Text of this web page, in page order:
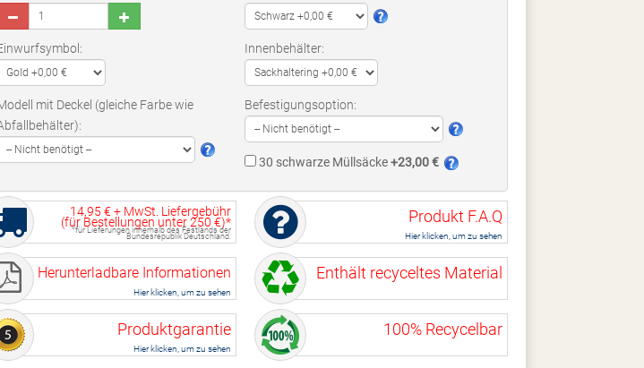
Innenbehälter:
mit Deckel (gleiche Farbe wie
Befestigungsoption:
30 schwarze Müllsäcke+23,00 €
14,95 € + MwSt. Liefergebühr
(für Bestellungen unter250 €)*
*für Lieferungen innerhalb des Festlands der
Bundesrepublik Deutschland.
Produkt F.A.Q
Hier klicken, um zu sehen
Herunterladbare Informationen
Hier klicken, um zu sehen
Enthält recyceltes Material
Produktgarantie
Hier klicken, um zu sehen
100% Recycelbar